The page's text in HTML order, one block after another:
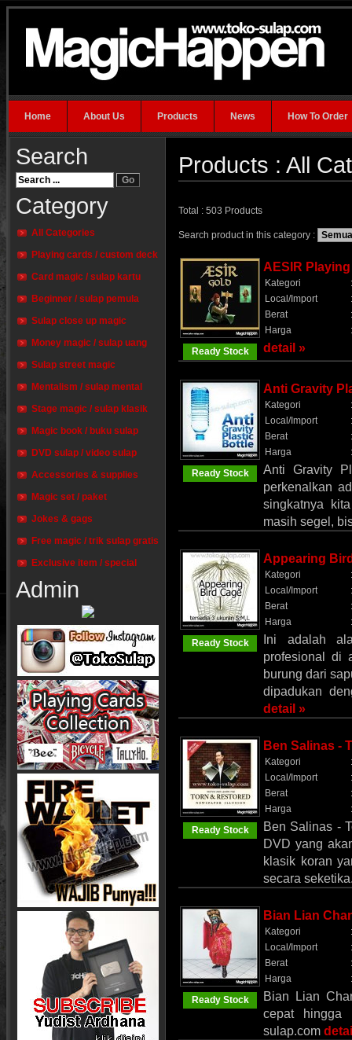
Home About Us Products News How To Order
Search
Category
All Categories
Playing cards / custom deck
Card magic / sulap kartu
Beginner / sulap pemula
Sulap close up magic
Money magic / sulap uang
Sulap street magic
Mentalism / sulap mental
Stage magic / sulap klasik
Magic book / buku sulap
DVD sulap / video sulap
Accessories & supplies
Magic set / paket
Jokes & gags
Free magic / trik sulap gratis
Exclusive item / special
Admin
Products : All
Total : 503 Products
Search product in this category :
Ready Stock
AESIR
Kategori
:
Local/Import
:
Berat
:
Harga
:
detail »
Ready Stock
Anti Gravity
Kategori
:
Local/Import
:
Berat
:
Harga
:
Anti Gravity
perkenalkan
singkatnya
masih segel,
Ready Stock
Appearing
Kategori
:
Local/Import
:
Berat
:
Harga
:
Ini adalah
profesional di
burung dari
dipadukan
detail »
Ready Stock
Ben Salinas -
Kategori
:
Local/Import
:
Berat
:
Harga
:
Ben Salinas -
DVD yang
klasik koran
secara
Ready Stock
Bian Lian
Kategori
:
Local/Import
:
Berat
:
Harga
:
Bian Lian
cepat hingga
sulap.com